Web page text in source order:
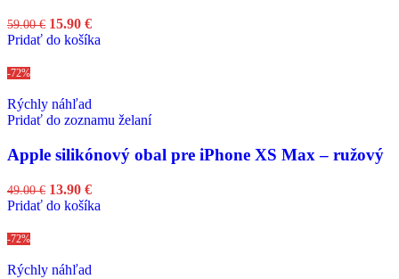
59.00€ 15.90 €
Pridať do košíka
-72%
Rýchly náhľad
Pridať do zoznamu želaní
Apple silikónový obal pre iPhone XS Max – ružový
49.00€ 13.90 €
Pridať do košíka
-72%
Rýchly náhľad